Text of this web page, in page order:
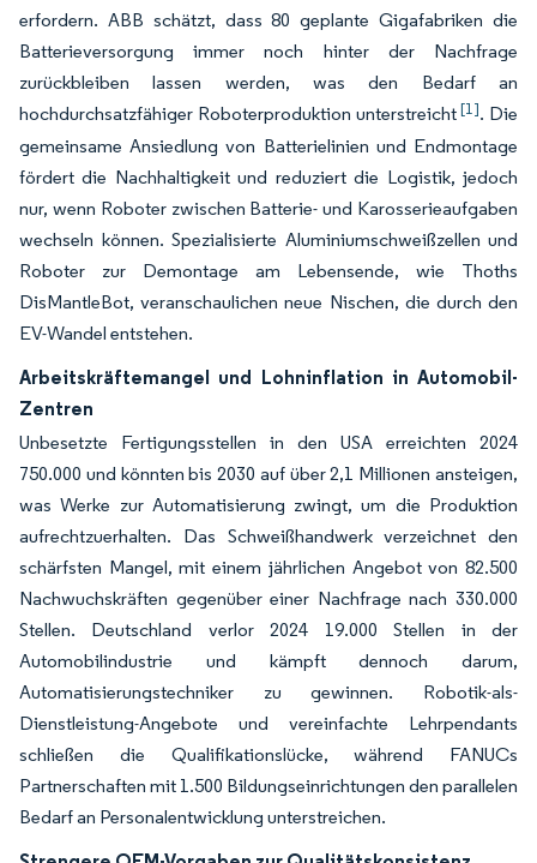
erfordern. ABB schätzt, dass 80 geplante Gigafabriken die
Batterieversorgung immer noch hinter der Nachfrage
zurückbleiben lassen werden, was den Bedarf an
hochdurchsatzfähiger Roboterproduktion unterstreicht[1]. Die
gemeinsame Ansiedlung von Batterielinien und Endmontage
fördert die Nachhaltigkeit und reduziert die Logistik, jedoch
nur, wenn Roboter zwischen Batterie- und Karosserieaufgaben
wechseln können. Spezialisierte Aluminiumschweißzellen und
Roboter zur Demontage am Lebensende, wie Thoths
DisMantleBot, veranschaulichen neue Nischen, die durch den
EV-Wandel entstehen.
Arbeitskräftemangel und Lohninflation in Automobil-
Zentren
Unbesetzte Fertigungsstellen in den USA erreichten 2024
750.000 und könnten bis 2030 auf über 2,1 Millionen ansteigen,
was Werke zur Automatisierung zwingt, um die Produktion
aufrechtzuerhalten. Das Schweißhandwerk verzeichnet den
schärfsten Mangel, mit einem jährlichen Angebot von 82.500
Nachwuchskräften gegenüber einer Nachfrage nach 330.000
Stellen. Deutschland verlor 2024 19.000 Stellen in der
Automobilindustrie und kämpft dennoch darum,
Automatisierungstechniker zu gewinnen. Robotik-als-
Dienstleistung-Angebote und vereinfachte Lehrpendants
schließen die Qualifikationslücke, während FANUCs
Partnerschaften mit 1.500 Bildungseinrichtungen den parallelen
Bedarf an Personalentwicklung unterstreichen.